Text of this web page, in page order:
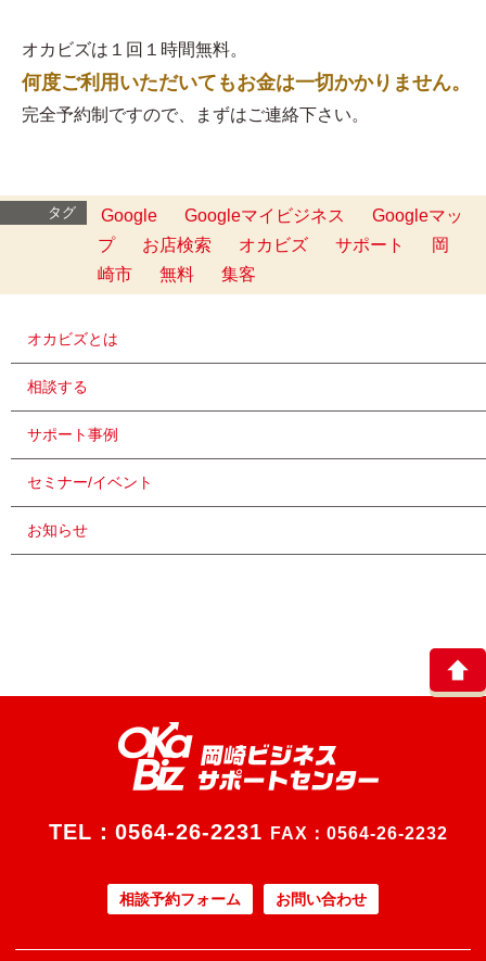
オカビズは１回１時間無料。
何度ご利用いただいてもお金は一切かかりません。
完全予約制ですので、まずはご連絡下さい。
タグ Google Googleマイビジネス
Googleマッ
プ
お店検索 オカビズ サポート
岡
崎市
無料 集客
オカビズとは
相談する
サポート事例
セミナー/イベント
お知らせ
TEL： 0564-26-2231 FAX：0564-26-2232
相談予約フォーム お問い合わせ